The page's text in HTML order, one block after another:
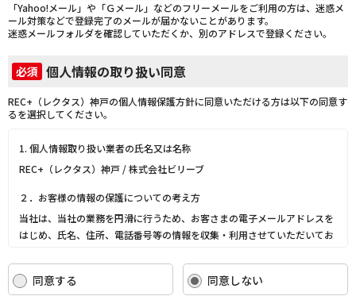
「Yahoo!メール」や「Ｇメール」などのフリーメールをご利用の方は、迷惑メ
ール対策などで登録完了のメールが届かないことがあります。
迷惑メールフォルダを確認していただくか、別のアドレスで登録ください。
必須 個人情報の取り扱い同意
REC+（レクタス）神戸の個人情報保護方針に同意いただける方は以下の同意す
るを選択してください。
1. 個人情報取り扱い業者の氏名又は名称
REC+（レクタス）神戸 / 株式会社ビリーブ
２．お客様の情報の保護についての考え方
当社は、当社の業務を円滑に行うため、お客さまの電子メールアドレスを
はじめ、氏名、住所、電話番号等の情報を収集・利用させていただいてお
当社は、これらのお客さまの個人情報（以下「お客さま情報」といいま
す。）の適正な保護を重大な責務と認識し、この責務を果たすために、次
同意する 同意しない